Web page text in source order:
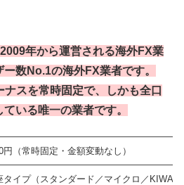
年から運営される海外FX業
数No.1の海外FX業者です。
スを常時固定で、しかも全口
いる唯一の業者です。
円（常時固定・金額変動なし）
タイプ（スタンダード／マイクロ／